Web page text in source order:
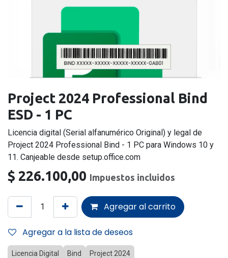
Project 2024 Professional Bind
ESD - 1 PC
Licencia digital (Serial alfanumérico Original) y legal de
Project 2024 Professional Bind - 1 PC para Windows 10 y
11. Canjeable desde setup.office.com
$ 226.100,00 Impuestos incluidos
Agregar al carrito
Agregar a la lista de deseos
Licencia Digital Bind Project 2024